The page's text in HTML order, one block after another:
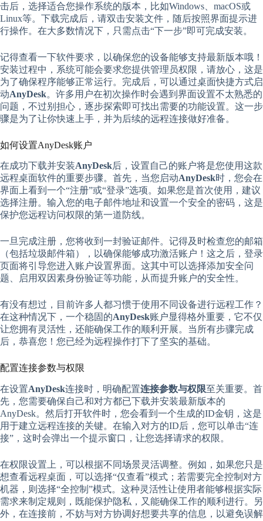
击后，选择适合您操作系统的版本，比如Windows、macOS或
Linux等。下载完成后，请双击安装文件，随后按照界面提示进
行操作。在大多数情况下，只需点击“下一步”即可完成安装。
记得查看一下软件要求，以确保您的设备能够支持最新版本哦！
安装过程中，系统可能会要求您提供管理员权限，请放心，这是
为了确保程序能够正常运行。完成后，可以通过桌面快捷方式启
动AnyDesk。许多用户在初次操作时会遇到界面设置不太熟悉的
问题，不过别担心，逐步探索即可找出需要的功能设置。这一步
骤是为了让你快速上手，并为后续的远程连接做好准备。
如何设置AnyDesk账户
在成功下载并安装AnyDesk后，设置自己的账户将是您使用这款
远程桌面软件的重要步骤。首先，当您启动AnyDesk时，您会在
界面上看到一个“注册”或“登录”选项。如果您是首次使用，建议
选择注册。输入您的电子邮件地址和设置一个安全的密码，这是
保护您远程访问权限的第一道防线。
一旦完成注册，您将收到一封验证邮件。记得及时检查您的邮箱
（包括垃圾邮件箱），以确保能够成功激活账户！这之后，登录
页面将引导您进入账户设置界面。这其中可以选择添加安全问
题、启用双因素身份验证等功能，从而提升账户的安全性。
有没有想过，目前许多人都习惯于使用不同设备进行远程工作？
在这种情况下，一个稳固的AnyDesk账户显得格外重要，它不仅
让您拥有灵活性，还能确保工作的顺利开展。当所有步骤完成
后，恭喜您！您已经为远程操作打下了坚实的基础。
配置连接参数与权限
在设置AnyDesk连接时，明确配置连接参数与权限至关重要。首
先，您需要确保自己和对方都已下载并安装最新版本的
AnyDesk。然后打开软件时，您会看到一个生成的ID金钥，这是
用于建立远程连接的关键。在输入对方的ID后，您可以单击“连
接”，这时会弹出一个提示窗口，让您选择请求的权限。
在权限设置上，可以根据不同场景灵活调整。例如，如果您只是
想查看远程桌面，可以选择“仅查看”模式；若需要完全控制对方
机器，则选择“全控制”模式。这种灵活性让使用者能够根据实际
需求来制定规则，既能保护隐私，又能确保工作的顺利进行。另
外，在连接前，不妨与对方协调好想要共享的信息，以避免误解